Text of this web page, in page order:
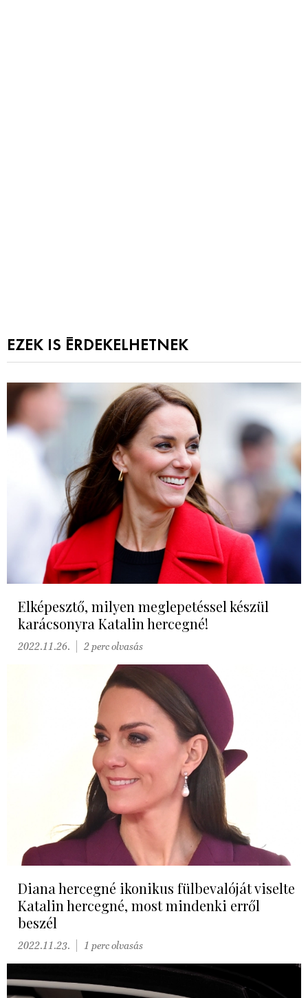
EZEK IS ÉRDEKELHETNEK
Elképesztő, milyen meglepetéssel készül
karácsonyra Katalin hercegné!
2022.11.26. 2 perc olvasás
Diana hercegné ikonikus fülbevalóját viselte
Katalin hercegné, most mindenki erről
beszél
2022.11.23. 1 perc olvasás